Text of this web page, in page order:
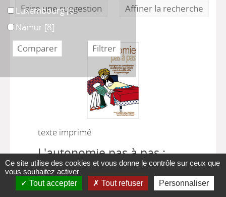
Faire une suggestion
Affiner la recherche
texte imprimé
L'autonomie pas à pas :
Enseigner les compétences
quotidiennes aux enfants
ayant des difficultés
Luxembourg
Luxembourg[6]
Namur
Namur [8]
Ce site utilise des cookies et vous donne le contrôle sur ceux que
vous souhaitez activer
Tout accepter
Tout refuser Personnaliser